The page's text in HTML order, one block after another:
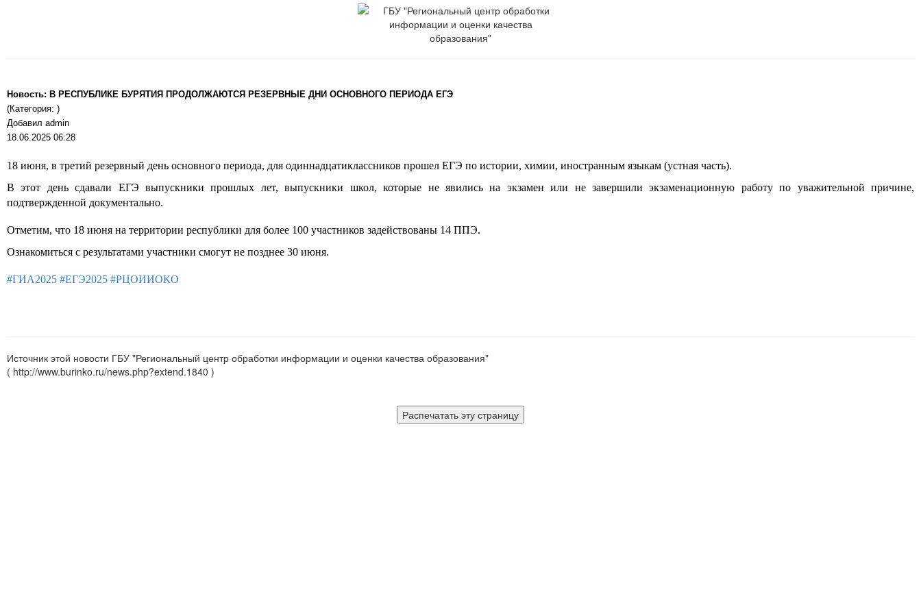
Новость: В РЕСПУБЛИКЕ БУРЯТИЯ ПРОДОЛЖАЮТСЯ РЕЗЕРВНЫЕ ДНИ ОСНОВНОГО ПЕРИОДА ЕГЭ
(Категория: )
Добавил admin
18.06.2025 06:28
18 июня, в третий резервный день основного периода, для одиннадцатиклассников прошел ЕГЭ по истории, химии, иностранным языкам (устная часть).
В этот день сдавали ЕГЭ выпускники прошлых лет, выпускники школ, которые не явились на экзамен или не завершили экзаменационную работу по уважительной причине,
подтвержденной документально.
Отметим, что 18 июня на территории республики для более 100 участников задействованы 14 ППЭ.
Ознакомиться с результатами участники смогут не позднее 30 июня.
#ГИА2025 #ЕГЭ2025 #РЦОИИОКО
Источник этой новости ГБУ "Региональный центр обработки информации и оценки качества образования"
( http://www.burinko.ru/news.php?extend.1840 )